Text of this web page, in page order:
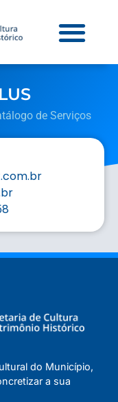
de Serviços
do Município,
a sua